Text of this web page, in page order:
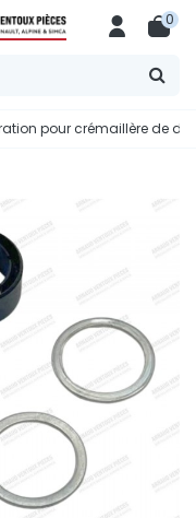
0
pour crémaillère de